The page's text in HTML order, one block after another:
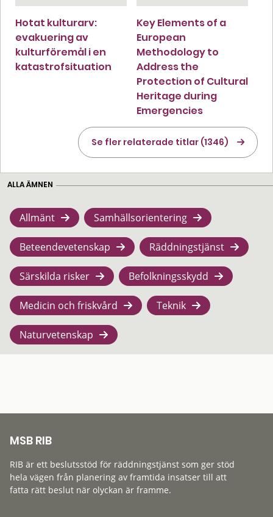
Hotat kulturarv:
evakuering av
kulturföremål i en
katastrofsituation
Key Elements of a
European
Methodology to
Address the
Protection of Cultural
Heritage during
Emergencies
Se fler relaterade titlar (1346)
ALLA ÄMNEN
Allmänt Samhällsorientering
Beteendevetenskap Räddningstjänst
Särskilda risker Befolkningsskydd
Medicin och friskvård Teknik
Naturvetenskap
MSB RIB
RIB är ett beslutsstöd för räddningstjänst som ger stöd
hela vägen från planering av framtida insatser till att
fatta rätt beslut när olyckan är framme.